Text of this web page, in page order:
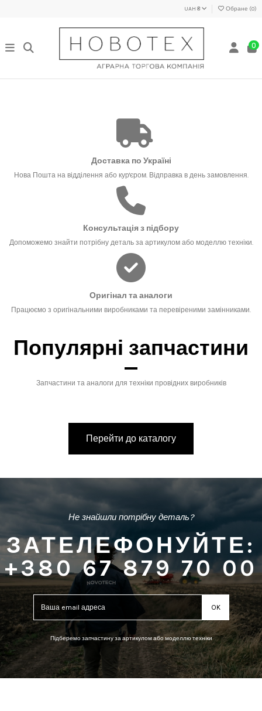
UAH ₴ Обране (0)
0
Доставка по Україні
Нова Пошта на відділення або кур'єром. Відправка в день замовлення.
Консультація з підбору
Допоможемо знайти потрібну деталь за артикулом або моделлю техніки.
Оригінал та аналоги
Працюємо з оригінальними виробниками та перевіреними замінниками.
Популярні запчастини
Запчастини та аналоги для техніки провідних виробників
Перейти до каталогу
Не знайшли потрібну деталь?
ЗАТЕЛЕФОНУЙТЕ:
+380 67 879 70 00
Підберемо запчастину за артикулом або моделлю техніки